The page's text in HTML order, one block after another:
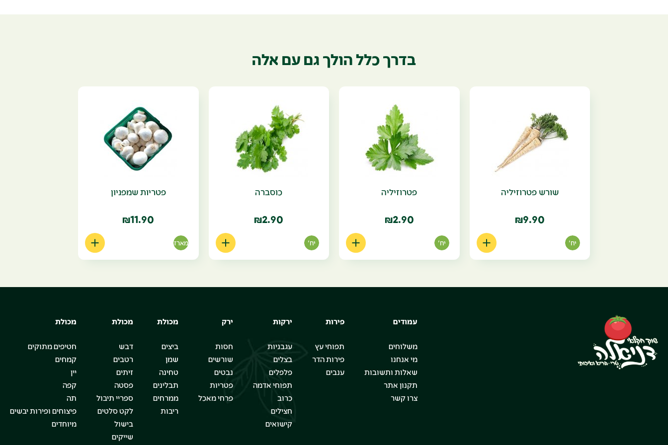
בדרך כלל הולך גם עם אלה
שורש פטרוזיליה
₪9.90
יח'
פטרוזיליה
₪2.90
יח'
כוסברה
₪2.90
יח'
פטריות שמפניון
₪11.90
מארז
עמודים
משלוחים
מי אנחנו
שאלות ותשובות
תקנון אתר
צרו קשר
פירות
תפוחי עץ
פירות הדר
ענבים
ירקות
עגבניות
בצלים
פלפלים
תפוחי אדמה
כרוב
חצילים
קישואים
ירק
חסות
שורשים
נבטים
פטריות
פרחי מאכל
מכולת
ביצים
שמן
טחינה
תבלינים
ממרחים
ריבות
מכולת
דבש
רטבים
זיתים
פסטה
ספריי תיבול
לקט סלטים
בישול
שייקים
מכולת
חטיפים מתוקים
קמחים
יין
קפה
תה
פיצוחים ופירות יבשים
מיוחדים